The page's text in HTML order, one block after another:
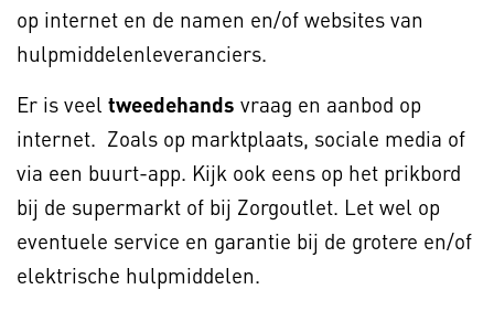
op internet en de namen en/of websites van
hulpmiddelenleveranciers.
Er is veel tweedehands vraag en aanbod op
internet. Zoals op marktplaats, sociale media of
via een buurt-app. Kijk ook eens op het prikbord
bij de supermarkt of bij Zorgoutlet. Let wel op
eventuele service en garantie bij de grotere en/of
elektrische hulpmiddelen.